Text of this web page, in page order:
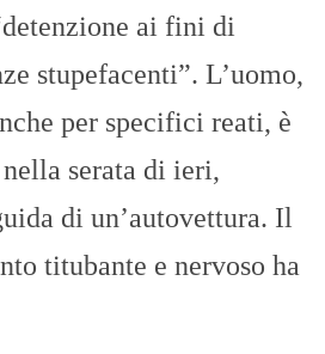
ai fini di
stupefacenti”. L’uomo,
per specifici reati, è
serata di ieri,
di un’autovettura. Il
titubante e nervoso ha